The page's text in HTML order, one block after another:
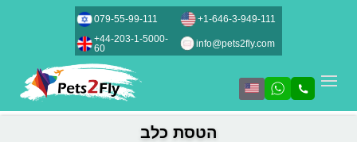
079-55-99-111
+1-646-3-949-111
+44-203-1-5000-
60
info@pets2fly.com
הטסת כלב